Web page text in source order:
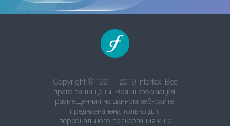
Copyright © 1991—2019 Interfax. Все
права защищены. Вся информация,
размещенная на данном веб-сайте,
предназначена только для
персонального пользования и не